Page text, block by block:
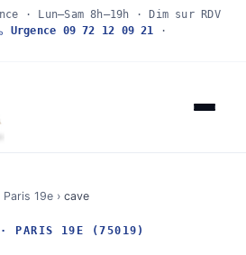
· Lun–Sam 8h–19h · Dim sur RDV
Urgence 09 72 12 09 21 ·
Paris 19e › cave
· PARIS 19E (75019)